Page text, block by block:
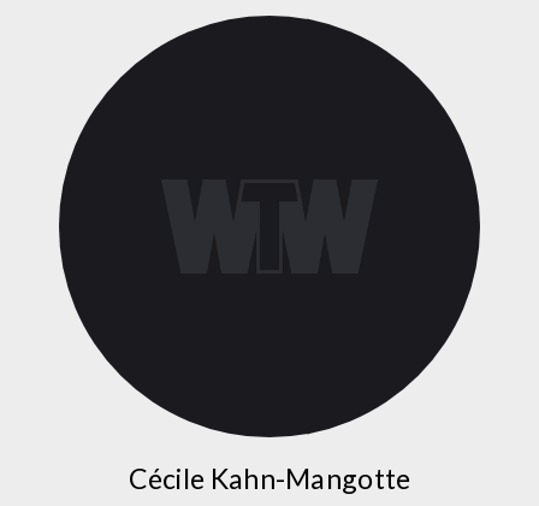
Cécile Kahn-Mangotte